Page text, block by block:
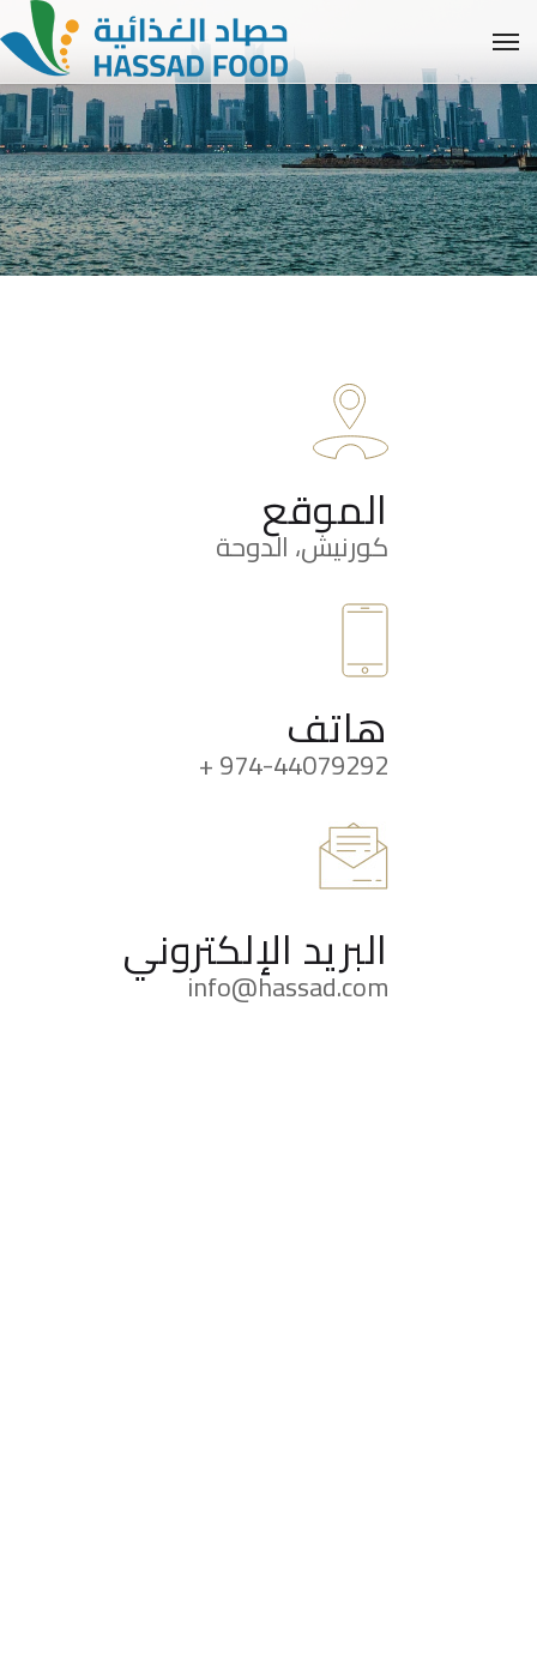
الموقع
كورنيش، الدوحة
هاتف
974-44079292 +
البريد الإلكتروني
info@hassad.com